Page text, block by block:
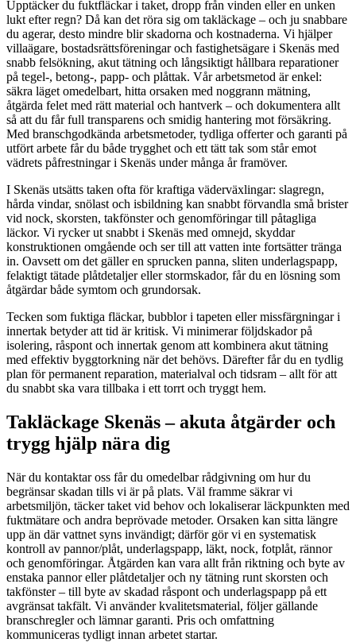
Upptäcker du fuktfläckar i taket, dropp från vinden eller en unken
lukt efter regn? Då kan det röra sig om takläckage – och ju snabbare
du agerar, desto mindre blir skadorna och kostnaderna. Vi hjälper
villaägare, bostadsrättsföreningar och fastighetsägare i Skenäs med
snabb felsökning, akut tätning och långsiktigt hållbara reparationer
på tegel-, betong-, papp- och plåttak. Vår arbetsmetod är enkel:
säkra läget omedelbart, hitta orsaken med noggrann mätning,
åtgärda felet med rätt material och hantverk – och dokumentera allt
så att du får full transparens och smidig hantering mot försäkring.
Med branschgodkända arbetsmetoder, tydliga offerter och garanti på
utfört arbete får du både trygghet och ett tätt tak som står emot
vädrets påfrestningar i Skenäs under många år framöver.
I Skenäs utsätts taken ofta för kraftiga väderväxlingar: slagregn,
hårda vindar, snölast och isbildning kan snabbt förvandla små brister
vid nock, skorsten, takfönster och genomföringar till påtagliga
läckor. Vi rycker ut snabbt i Skenäs med omnejd, skyddar
konstruktionen omgående och ser till att vatten inte fortsätter tränga
in. Oavsett om det gäller en sprucken panna, sliten underlagspapp,
felaktigt tätade plåtdetaljer eller stormskador, får du en lösning som
åtgärdar både symtom och grundorsak.
Tecken som fuktiga fläckar, bubblor i tapeten eller missfärgningar i
innertak betyder att tid är kritisk. Vi minimerar följdskador på
isolering, råspont och innertak genom att kombinera akut tätning
med effektiv byggtorkning när det behövs. Därefter får du en tydlig
plan för permanent reparation, materialval och tidsram – allt för att
du snabbt ska vara tillbaka i ett torrt och tryggt hem.
Takläckage Skenäs – akuta åtgärder och
trygg hjälp nära dig
När du kontaktar oss får du omedelbar rådgivning om hur du
begränsar skadan tills vi är på plats. Väl framme säkrar vi
arbetsmiljön, täcker taket vid behov och lokaliserar läckpunkten med
fuktmätare och andra beprövade metoder. Orsaken kan sitta längre
upp än där vattnet syns invändigt; därför gör vi en systematisk
kontroll av pannor/plåt, underlagspapp, läkt, nock, fotplåt, rännor
och genomföringar. Åtgärden kan vara allt från riktning och byte av
enstaka pannor eller plåtdetaljer och ny tätning runt skorsten och
takfönster – till byte av skadad råspont och underlagspapp på ett
avgränsat takfält. Vi använder kvalitetsmaterial, följer gällande
branschregler och lämnar garanti. Pris och omfattning
kommuniceras tydligt innan arbetet startar.